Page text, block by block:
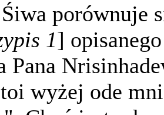
Śiwa porównuje
1]
Pana
wyżej ode